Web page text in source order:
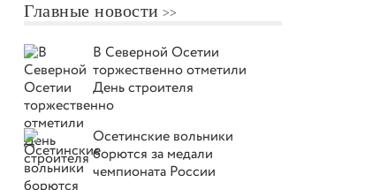
Главные новости
В Северной Осетии
торжественно отметили
День строителя
Осетинские вольники
борются за медали
чемпионата России